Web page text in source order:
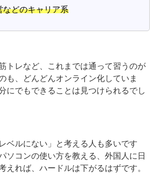
などのキャリア系
トレなど、これまでは通って習うのが
も、どんどんオンライン化していま
にでもできることは見つけられるでし
ベルにない」と考える人も多いです
ソコンの使い方を教える、外国人に日
えれば、ハードルは下がるはずです。